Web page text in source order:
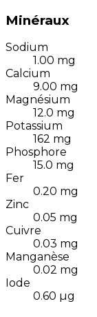
Minéraux
Sodium
1.00 mg
Calcium
9.00 mg
Magnésium
12.0 mg
Potassium
162 mg
Phosphore
15.0 mg
Fer
0.20 mg
Zinc
0.05 mg
Cuivre
0.03 mg
Manganèse
0.02 mg
Iode
0.60 µg